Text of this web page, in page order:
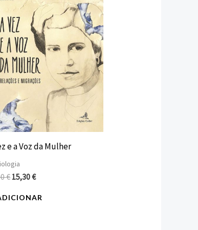
e a Voz da Mulher
€
17,00 €.
15,30€
15,30 €.